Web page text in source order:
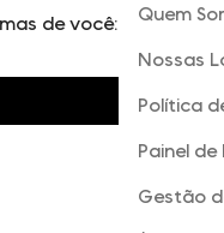
de você:
Quem
Nossas
Política
Painel
Gestão